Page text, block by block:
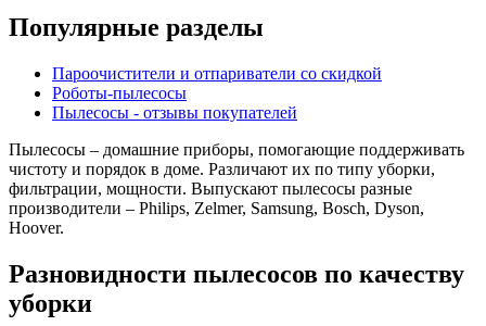
Популярные разделы
Пароочистители и отпариватели со скидкой
Роботы-пылесосы
Пылесосы - отзывы покупателей
Пылесосы – домашние приборы, помогающие поддерживать
чистоту и порядок в доме. Различают их по типу уборки,
фильтрации, мощности. Выпускают пылесосы разные
производители – Philips, Zelmer, Samsung, Bosch, Dyson,
Hoover.
Разновидности пылесосов по качеству
уборки